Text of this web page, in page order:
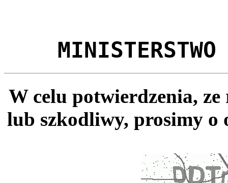
MINISTERSTWO
W celu potwierdzenia,
lub szkodliwy, prosimy o